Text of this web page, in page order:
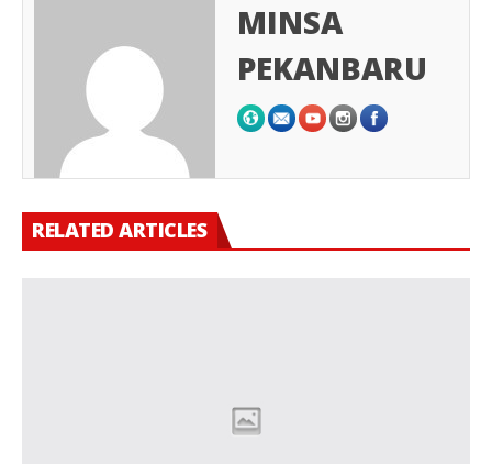
MINSA
PEKANBARU
RELATED ARTICLES